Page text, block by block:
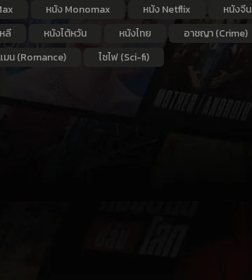
หนัง Monomax หนัง Netflix หนังจีน
ลี หนังไต้หวัน หนังไทย อาชญา (Crime)
มน (Romance) ไซไฟ (Sci-fi)